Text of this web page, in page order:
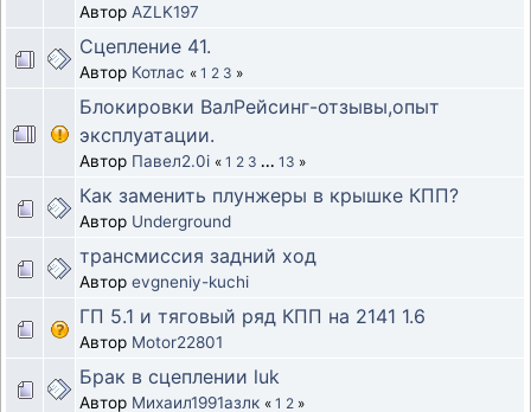
Автор AZLK197
Сцепление 41.
Автор Котлас « 1 2 3 »
Блокировки ВалРейсинг-отзывы,опыт
эксплуатации.
Автор Павел2.0i « 1 2 3 ... 13 »
Как заменить плунжеры в крышке КПП?
Автор Underground
трансмиссия задний ход
Автор evgneniy-kuchi
ГП 5.1 и тяговый ряд КПП на 2141 1.6
Автор Motor22801
Брак в сцеплении luk
Автор Михаил1991азлк « 1 2 »